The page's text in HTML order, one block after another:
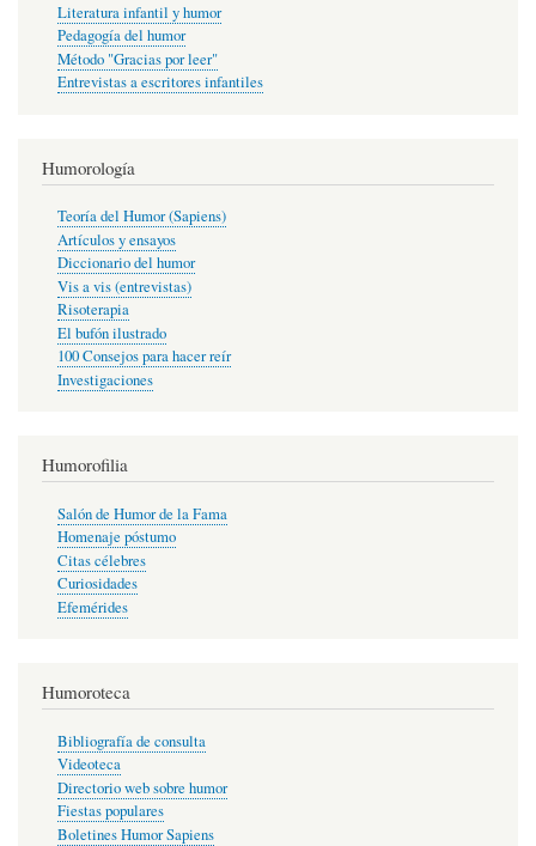
Literatura infantil y humor
Pedagogía del humor
Método "Gracias por leer"
Entrevistas a escritores infantiles
Humorología
Teoría del Humor (Sapiens)
Artículos y ensayos
Diccionario del humor
Vis a vis (entrevistas)
Risoterapia
El bufón ilustrado
100 Consejos para hacer reír
Investigaciones
Humorofilia
Salón de Humor de la Fama
Homenaje póstumo
Citas célebres
Curiosidades
Efemérides
Humoroteca
Bibliografía de consulta
Videoteca
Directorio web sobre humor
Fiestas populares
Boletines Humor Sapiens